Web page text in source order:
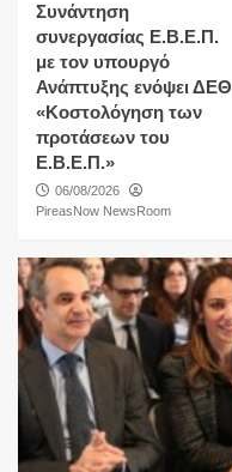
Συνάντηση
συνεργασίας Ε.Β.Ε.Π.
με τον υπουργό
Ανάπτυξης ενόψει ΔΕΘ
«Κοστολόγηση των
προτάσεων του
Ε.Β.Ε.Π.»
06/08/2026
PireasNow NewsRoom